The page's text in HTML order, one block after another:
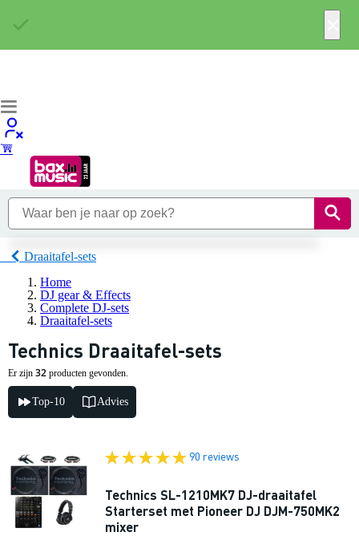
Draaitafel-sets
Home
DJ gear & Effects
Complete DJ-sets
Draaitafel-sets
Technics Draaitafel-sets
Er zijn 32 producten gevonden.
Top-10 Advies
90 reviews
Technics SL-1210MK7 DJ-draaitafel
Starterset met Pioneer DJ DJM-750MK2
mixer